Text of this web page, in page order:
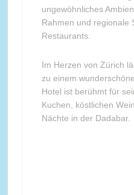
ungewöhnliches
Rahmen und regionale
Restaurants.
Im Herzen von Zürich
zu einem
Hotel ist berühmt für
Kuchen, köstlichen
Nächte in der Dadabar.